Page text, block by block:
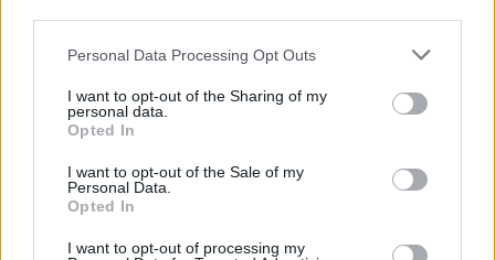
Personal Data Processing Opt Outs
I want to opt-out of the Sharing of my
personal data.
Opted In
I want to opt-out of the Sale of my
Personal Data.
Opted In
I want to opt-out of processing my
ALTRE NOTIZIE DI LEGNANO